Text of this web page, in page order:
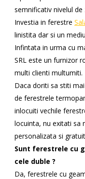
semnificativ nivelul
Investia in ferestre
linistita dar si un
Infintata in urma cu
SRL este un furnizor
multi clienti multumiti.
Daca doriti sa stiti
de ferestrele
inlocuiti vechile
locuinta, nu exitati sa
personalizata si
Sunt ferestrele cu
cele duble ?
Da, ferestrele cu